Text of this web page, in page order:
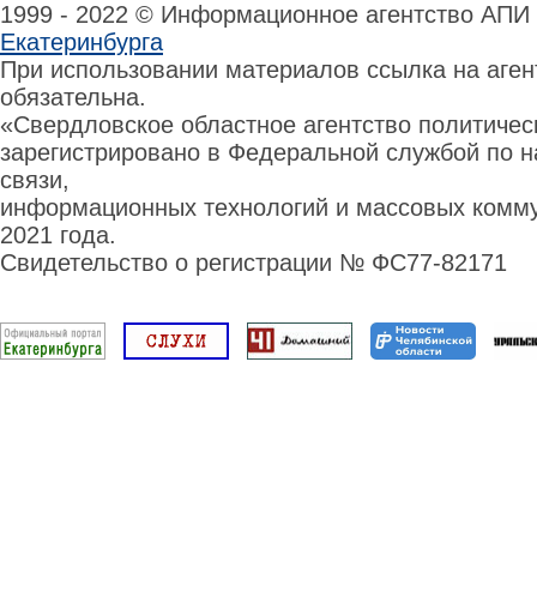
1999 - 2022 © Информационное агентство
Екатеринбурга
При использовании материалов ссылка на
обязательна.
«Свердловское областное агентство
зарегистрировано в Федеральной службой по
связи,
информационных технологий и массовых
2021 года.
Свидетельство о регистрации № ФС77-82171